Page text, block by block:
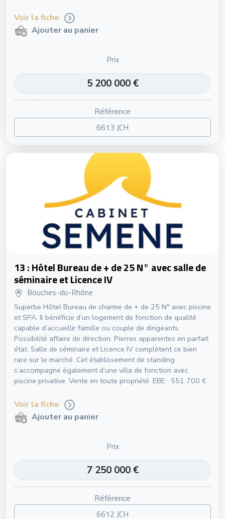
Voir la fiche
Ajouter au panier
Prix
5 200 000 €
Référence
6613 JCH
13 : Hôtel Bureau de + de 25 N° avec salle de
séminaire et Licence IV
Bouches-du-Rhône
Superbe Hôtel Bureau de charme de + de 25 N° avec piscine
et SPA. Il bénéficie d’un logement de fonction de qualité
capable d’accueillir famille ou couple de dirigeants.
Possibilité affaire de direction. Pierres apparentes en parfait
état. Salle de séminaire et Licence IV complètent ce bien
rare sur le marché. Cet établissement de standing
s’accompagne également d’une villa de fonction avec
piscine privative. Vente en toute propriété. EBE : 551 700 €
Voir la fiche
Ajouter au panier
Prix
7 250 000 €
Référence
6612 JCH